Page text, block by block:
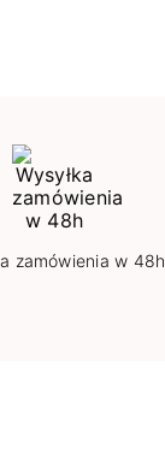
zamówienia w 48h